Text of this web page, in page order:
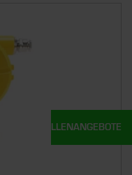
UNSERE STELLENANGEBOTE